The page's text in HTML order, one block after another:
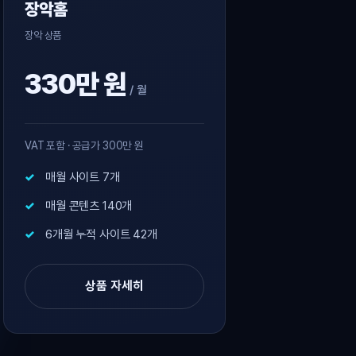
장악홈
장악 상품
330만 원 / 월
VAT 포함 · 공급가 300만 원
매월 사이트 7개
매월 콘텐츠 140개
6개월 누적 사이트 42개
상품 자세히